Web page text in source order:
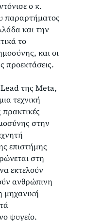
ο κ.
παραρτήματος
και την
το
και οι
προεκτάσεις.
της Meta,
τεχνική
στην
επιστήμης
στη
εκτελούν
ανθρώπινη
μηχανική
ψυγείο.